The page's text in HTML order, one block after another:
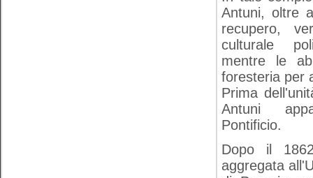
Antuni, oltre
recupero,
culturale
mentre le
foresteria per
Prima
Antuni
Pontificio.
Dopo il
aggregata